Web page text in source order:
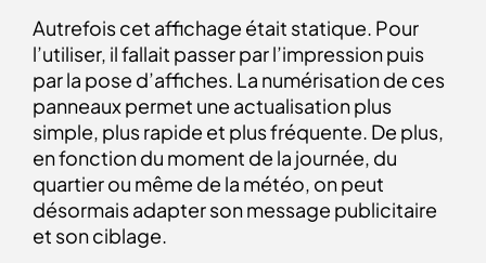
Autrefois cet affichage était statique. Pour
l’utiliser, il fallait passer par l’impression puis
par la pose d’affiches. La numérisation de ces
panneaux permet une actualisation plus
simple, plus rapide et plus fréquente. De plus,
en fonction du moment de la journée, du
quartier ou même de la météo, on peut
désormais adapter son message publicitaire
et son ciblage.